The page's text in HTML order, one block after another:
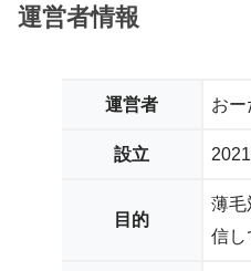
運営者情報
運営者 おー
設立
目的
薄毛
信し